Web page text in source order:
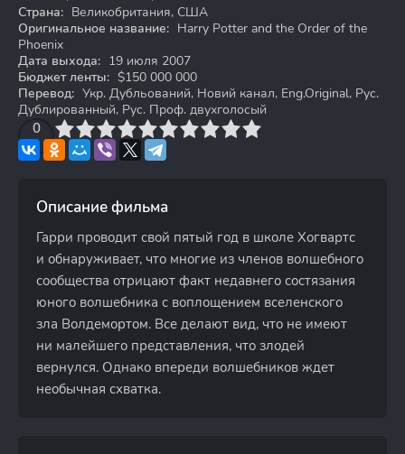
Страна: Великобритания, США
Оригинальное название: Harry Potter and the Order of the
Phoenix
Дата выхода: 19 июля 2007
Бюджет ленты: $150 000 000
Перевод: Укр. Дубльований, Новий канал, Eng.Original, Рус.
Дублированный, Рус. Проф. двухголосый
0
4 6 7 8 9 10
Описание фильма
Гарри проводит свой пятый год в школе Хогвартс
и обнаруживает, что многие из членов волшебного
сообщества отрицают факт недавнего состязания
юного волшебника с воплощением вселенского
зла Волдемортом. Все делают вид, что не имеют
ни малейшего представления, что злодей
вернулся. Однако впереди волшебников ждет
необычная схватка.